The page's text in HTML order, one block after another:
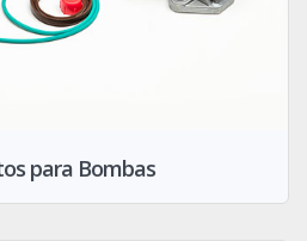
para Bombas